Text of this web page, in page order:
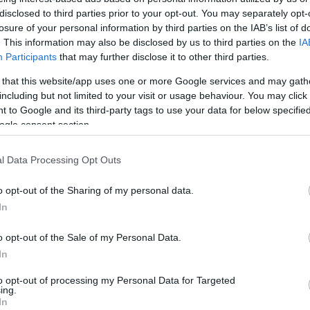
to third parties prior to your opt-out. You may separately
of your personal information by third parties on the IAB’s list of
This information may also be disclosed by us to third parties on the
Participants that may further disclose it to other third parties.
that this website/app uses one or more Google services and may
but not limited to your visit or usage behaviour. You may
to Google and its third-party tags to use your data for below
consent section.
Data Processing Opt Outs
opt-out of the Sharing of my personal data.
opt-out of the Sale of my Personal Data.
opt-out of processing my Personal Data for Targeted
tehettem volna, de sajnos a vesémet én
is beszélve, hogy egy tettlegességig
után az érintettek könnyedén
a másik fél adatait. (Ezt sajnos
már tanúja a srác akciójának.
se közteres se ellenőr nincs a
a srácnál nincs se jegy se
alatt a jegyellenőrökkel. Mindig volt
bérlet, soha nem potyáztam még
hogy egy rendbontó vagy kisebbségi
megrendszabályozni inkább lelépnek a
meddig kell még fizető utasként
A blog
A BKV-
ért
a BKV-
talál,